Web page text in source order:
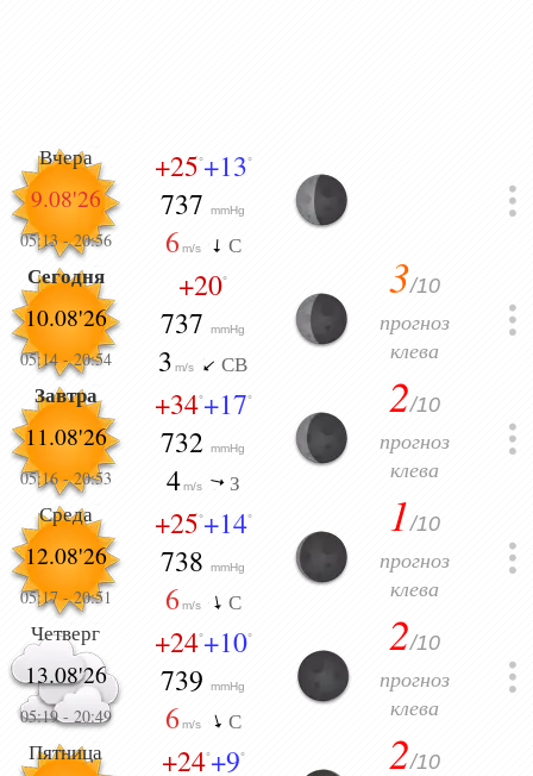
Вчера
9.08'26
05:13-20:56
+25°+13°
737mmHg
6 m/s С
Сегодня
10.08'26
05:14-20:54
+20°
737mmHg
3 m/s СВ
3/10
прогноз
клева
Завтра
11.08'26
05:16-20:53
+34°+17°
732mmHg
4 m/s З
2/10
прогноз
клева
Среда
12.08'26
05:17-20:51
+25°+14°
738mmHg
6 m/s С
1/10
прогноз
клева
Четверг
13.08'26
05:19- 20:49
+24°+10°
739mmHg
6 m/s С
2/10
прогноз
клева
Пятница +24°+9° 2/10